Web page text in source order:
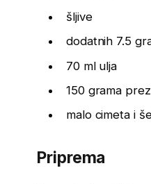
šljive
dodatnih 7.5
70 ml ulja
150 grama
malo cimeta i
Priprema